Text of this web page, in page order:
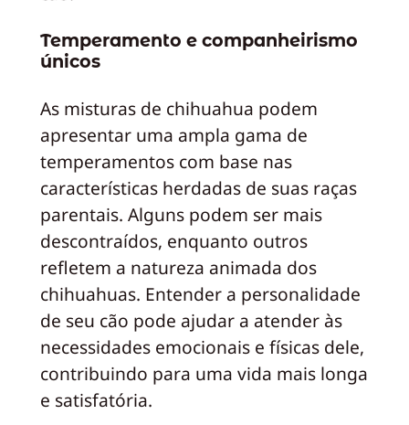
Temperamento e companheirismo
únicos
As misturas de chihuahua podem
apresentar uma ampla gama de
temperamentos com base nas
características herdadas de suas raças
parentais. Alguns podem ser mais
descontraídos, enquanto outros
refletem a natureza animada dos
chihuahuas. Entender a personalidade
de seu cão pode ajudar a atender às
necessidades emocionais e físicas dele,
contribuindo para uma vida mais longa
e satisfatória.